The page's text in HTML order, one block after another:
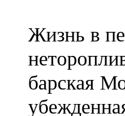
Жизнь в
барская